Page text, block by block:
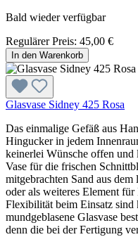
Bald wieder verfügbar
Regulärer Preis: 45,00 €
In den Warenkorb
Glasvase Sidney 425 Rosa
Das einmalige Gefäß aus
Hingucker in jedem
keinerlei Wünsche offen und
Vase für die frischen
mitgebrachten Sand aus
oder als weiteres Element
Flexibilität beim Einsatz sind
mundgeblasene Glasvase
denn die bei der Fertigung